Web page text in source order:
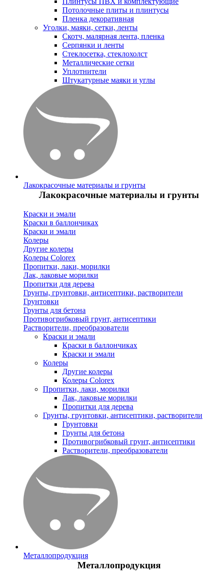
Потолочные плиты и плинтусы
Пленка декоративная
Уголки, маяки, сетки, ленты
Скотч, малярная лента, пленка
Серпянки и ленты
Стеклосетка, стеклохолст
Металлические сетки
Уплотнители
Штукатурные маяки и углы
Лакокрасочные материалы и грунты
Лакокрасочные материалы и грунты
Краски и эмали
Краски в баллончиках
Краски и эмали
Колеры
Другие колеры
Колеры Colorex
Пропитки, лаки, морилки
Лак, лаковые морилки
Пропитки для дерева
Грунты, грунтовки, антисептики, растворители
Грунтовки
Грунты для бетона
Противогрибковый грунт, антисептики
Растворители, преобразователи
Краски и эмали
Краски в баллончиках
Краски и эмали
Колеры
Другие колеры
Колеры Colorex
Пропитки, лаки, морилки
Лак, лаковые морилки
Пропитки для дерева
Грунты, грунтовки, антисептики, растворители
Грунтовки
Грунты для бетона
Противогрибковый грунт, антисептики
Растворители, преобразователи
Металлопродукция
Металлопродукция